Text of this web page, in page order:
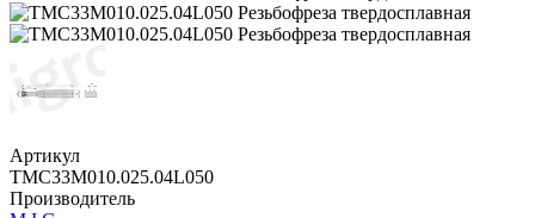
Артикул
TMC33M010.025.04L050
Производитель